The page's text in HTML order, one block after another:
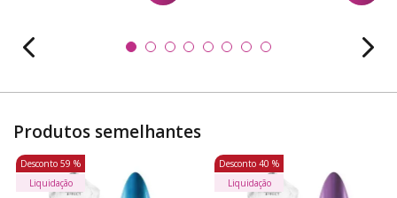
Produtos semelhantes
Desconto 59 %
Liquidação
Desconto 40 %
Liquidação